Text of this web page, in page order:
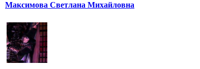
Максимова Светлана Михайловна